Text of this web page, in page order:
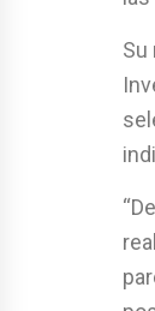
Su